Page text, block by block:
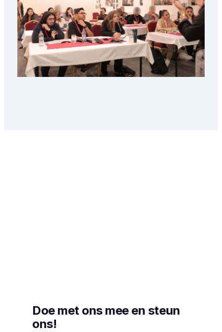
Doe met ons mee en steun
ons!